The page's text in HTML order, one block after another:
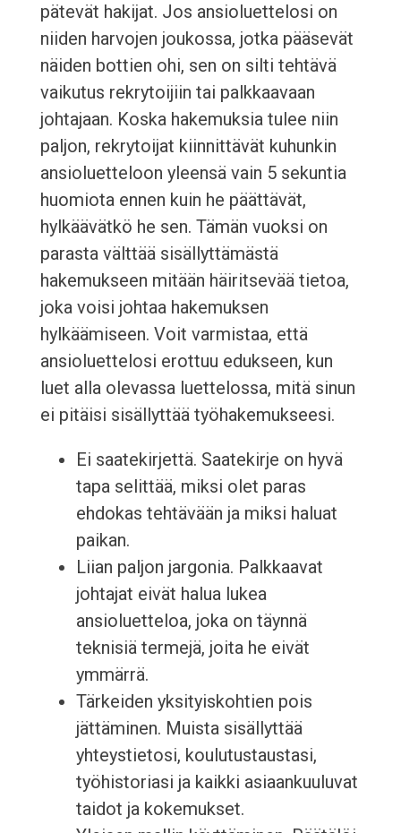
pätevät hakijat. Jos ansioluettelosi on
niiden harvojen joukossa, jotka pääsevät
näiden bottien ohi, sen on silti tehtävä
vaikutus rekrytoijiin tai palkkaavaan
johtajaan. Koska hakemuksia tulee niin
paljon, rekrytoijat kiinnittävät kuhunkin
ansioluetteloon yleensä vain 5 sekuntia
huomiota ennen kuin he päättävät,
hylkäävätkö he sen. Tämän vuoksi on
parasta välttää sisällyttämästä
hakemukseen mitään häiritsevää tietoa,
joka voisi johtaa hakemuksen
hylkäämiseen. Voit varmistaa, että
ansioluettelosi erottuu edukseen, kun
luet alla olevassa luettelossa, mitä sinun
ei pitäisi sisällyttää työhakemukseesi.
Ei saatekirjettä. Saatekirje on hyvä
tapa selittää, miksi olet paras
ehdokas tehtävään ja miksi haluat
paikan.
Liian paljon jargonia. Palkkaavat
johtajat eivät halua lukea
ansioluetteloa, joka on täynnä
teknisiä termejä, joita he eivät
ymmärrä.
Tärkeiden yksityiskohtien pois
jättäminen. Muista sisällyttää
yhteystietosi, koulutustaustasi,
työhistoriasi ja kaikki asiaankuuluvat
taidot ja kokemukset.